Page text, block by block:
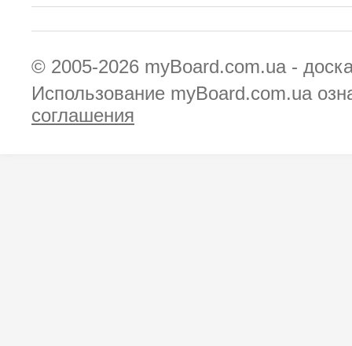
© 2005-2026 myBoard.com.ua -
Использование myBoard.com.ua
соглашения